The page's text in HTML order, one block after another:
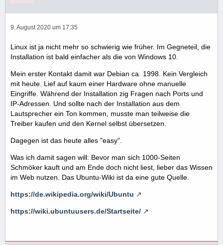
9. August 2020 um 17:35
Linux ist ja nicht mehr so schwierig wie früher. Im Gegneteil, die
Installation ist bald einfacher als die von Windows 10.
Mein erster Kontakt damit war Debian ca. 1998. Kein Vergleich
mit heute. Lief auf kaum einer Hardware ohne manuelle
Eingriffe. Während der Installation zig Fragen nach Ports und
IP-Adressen. Und sollte nach der Installation aus dem
Lautsprecher ein Ton kommen, musste man teilweise die
Treiber kaufen und den Kernel selbst übersetzen.
Dagegen ist das heute alles "easy".
Was ich damit sagen will: Bevor man sich 1000-Seiten
Schmöker kauft und am Ende doch nicht liest, lieber das Wissen
im Web nutzen. Das Ubuntu-Wiki ist da eine gute Quelle.
https://de.wikipedia.org/wiki/Ubuntu
https://wiki.ubuntuusers.de/Startseite/